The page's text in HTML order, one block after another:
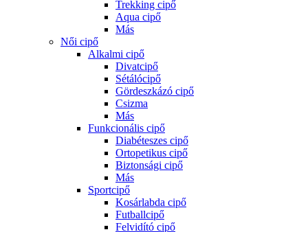
Trekking cipő
Aqua cipő
Más
Női cipő
Alkalmi cipő
Divatcipő
Sétálócipő
Gördeszkázó cipő
Csizma
Más
Funkcionális cipő
Diabéteszes cipő
Ortopetikus cipő
Biztonsági cipő
Más
Sportcipő
Kosárlabda cipő
Futballcipő
Felvidító cipő